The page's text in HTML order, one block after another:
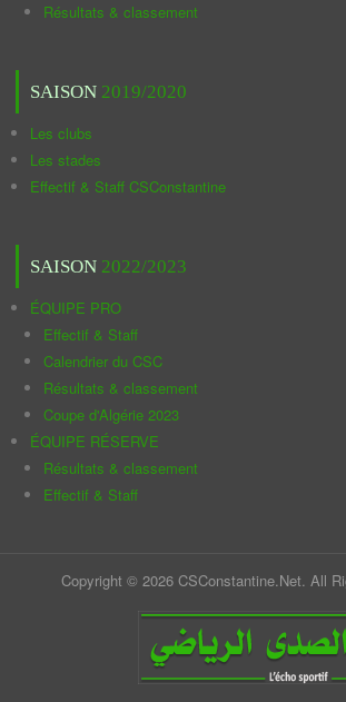
Résultats & classement
SAISON 2019/2020
Les clubs
Les stades
Effectif & Staff CSConstantine
SAISON 2022/2023
ÉQUIPE PRO
Effectif & Staff
Calendrier du CSC
Résultats & classement
Coupe d'Algérie 2023
ÉQUIPE RÉSERVE
Résultats & classement
Effectif & Staff
Copyright © 2026 CSConstantine.Net. All